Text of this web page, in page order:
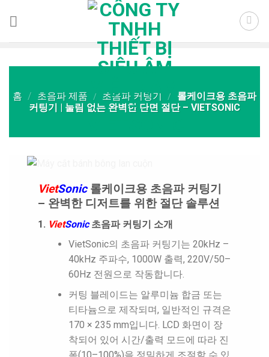
홈 / 초음파 제품 / 초음파 커팅기 /
롤케이크용 초음파
커팅기 | 눌림 없는 완벽한 단면 절단 – VIETSONIC
VietSonic롤케이크용 초음파 커팅기
– 완벽한 디저트를 위한 절단 솔루션
1. VietSonic초음파 커팅기 소개
VietSonic의 초음파 커팅기는 20kHz –
40kHz 주파수, 1000W 출력, 220V/50–
60Hz 전원으로 작동합니다.
커팅 블레이드는 알루미늄 합금 또는
티타늄으로 제작되며, 일반적인 규격은
170 × 235 mm입니다. LCD 화면이 장
착되어 있어 시간/출력 모드에 따라 진